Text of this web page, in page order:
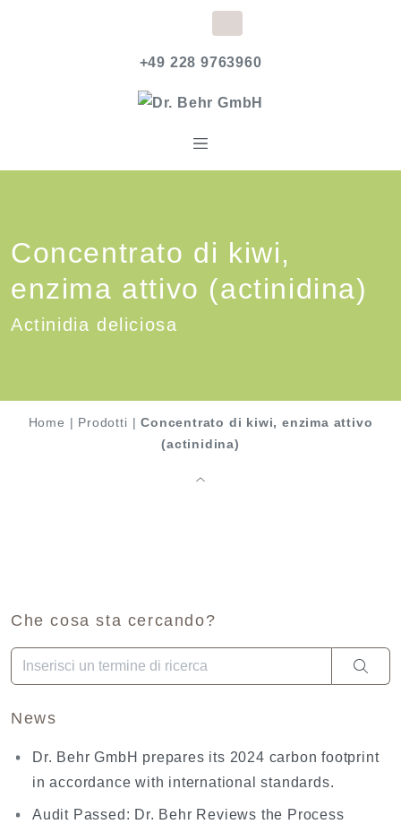
+49 228 9763960
Concentrato di kiwi,
enzima attivo (actinidina)
Actinidia deliciosa
Home | Prodotti |Concentrato di kiwi, enzima attivo
(actinidina)
Che cosa sta cercando?
Una volta che i risultati del completamento automatico
News
Dr. Behr GmbH prepares its 2024 carbon footprint
in accordance with international standards.
Audit Passed: Dr. Behr Reviews the Process